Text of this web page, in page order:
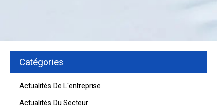
Catégories
Actualités De L'entreprise
Actualités Du Secteur